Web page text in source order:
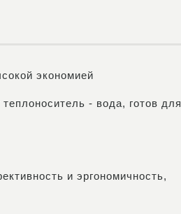
экономией
- вода, готов для
и эргономичность,